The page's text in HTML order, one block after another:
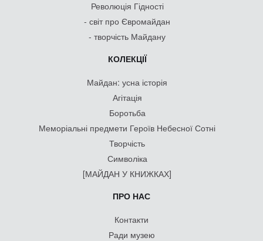
Революція Гідності
- світ про Євромайдан
- творчість Майдану
КОЛЕКЦІЇ
Майдан: усна історія
Агітація
Боротьба
Меморіальні предмети Героїв Небесної Сотні
Творчість
Символіка
[МАЙДАН У КНИЖКАХ]
ПРО НАС
Контакти
Ради музею